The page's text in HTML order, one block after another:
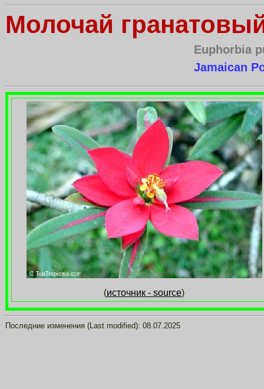
Молочай
Euphorbia
Jamaican
(источник - source)
Последние изменения (Last modified): 08.07.2025